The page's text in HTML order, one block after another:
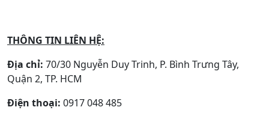
THÔNG TIN LIÊN HỆ:
Địa chỉ: 70/30 Nguyễn Duy Trinh, P. Bình Trưng Tây,
Quận 2, TP. HCM
Điện thoại: 0917 048 485